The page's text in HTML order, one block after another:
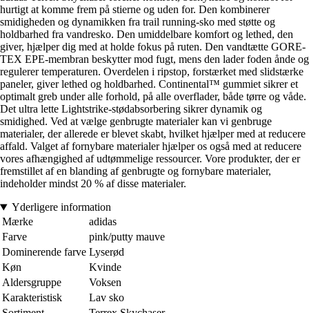
hurtigt at komme frem på stierne og uden for. Den kombinerer
smidigheden og dynamikken fra trail running-sko med støtte og
holdbarhed fra vandresko. Den umiddelbare komfort og lethed, den
giver, hjælper dig med at holde fokus på ruten. Den vandtætte GORE-
TEX EPE-membran beskytter mod fugt, mens den lader foden ånde og
regulerer temperaturen. Overdelen i ripstop, forstærket med slidstærke
paneler, giver lethed og holdbarhed. Continental™ gummiet sikrer et
optimalt greb under alle forhold, på alle overflader, både tørre og våde.
Det ultra lette Lightstrike-stødabsorbering sikrer dynamik og
smidighed. Ved at vælge genbrugte materialer kan vi genbruge
materialer, der allerede er blevet skabt, hvilket hjælper med at reducere
affald. Valget af fornybare materialer hjælper os også med at reducere
vores afhængighed af udtømmelige ressourcer. Vore produkter, der er
fremstillet af en blanding af genbrugte og fornybare materialer,
indeholder mindst 20 % af disse materialer.
Yderligere information
Mærke
adidas
Farve
pink/putty mauve
Dominerende farve Lyserød
Køn
Kvinde
Aldersgruppe
Voksen
Karakteristisk
Lav sko